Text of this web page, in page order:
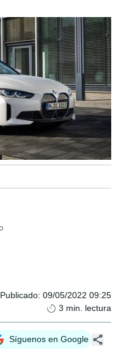
Publicado: 09/05/2022 09:25
3 min. lectura
Síguenos en Google